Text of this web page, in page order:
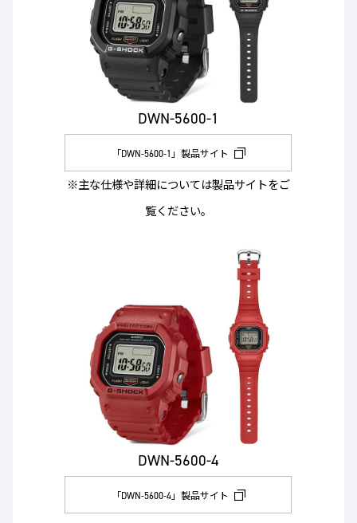
DWN-5600-1
「DWN-5600-1」製品サイト
※主な仕様や詳細については製品サイトをご
覧ください。
DWN-5600-4
「DWN-5600-4」製品サイト